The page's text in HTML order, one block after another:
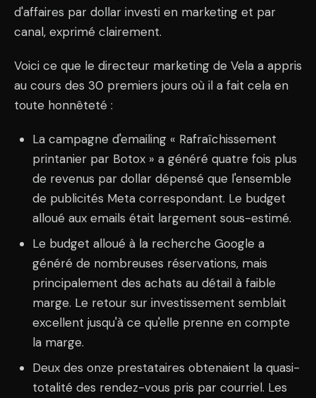
d'affaires par dollar investi en marketing et par
canal, exprimé clairement.
Voici ce que le directeur marketing de Vela a appris
au cours des 30 premiers jours où il a fait cela en
toute honnêteté :
La campagne d'emailing « Rafraîchissement
printanier par Botox » a généré quatre fois plus
de revenus par dollar dépensé que l'ensemble
de publicités Meta correspondant. Le budget
alloué aux emails était largement sous-estimé.
Le budget alloué à la recherche Google a
généré de nombreuses réservations, mais
principalement des achats au détail à faible
marge. Le retour sur investissement semblait
excellent jusqu'à ce qu'elle prenne en compte
la marge.
Deux des onze prestataires obtenaient la quasi-
totalité des rendez-vous pris par courriel. Les